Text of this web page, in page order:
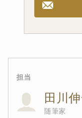
担当
田川
随筆家